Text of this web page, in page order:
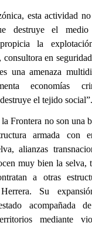
esta actividad
destruye el medio
la
en
una amenaza
economías
el tejido social”.
Frontera no son una
armada con
alianzas
muy bien la selva,
a otras
Su
acompañada
mediante